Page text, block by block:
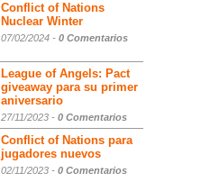
Conflict of Nations
Nuclear Winter
07/02/2024 - 0 Comentarios
League of Angels: Pact
giveaway para su primer
aniversario
27/11/2023 - 0 Comentarios
Conflict of Nations para
jugadores nuevos
02/11/2023 - 0 Comentarios